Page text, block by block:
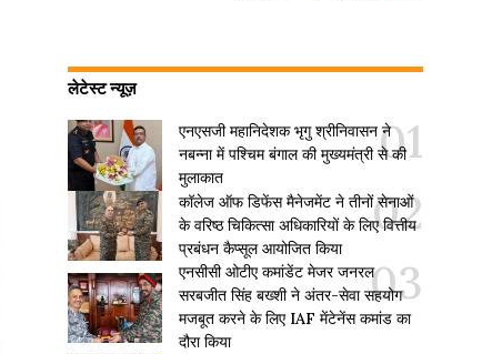
लेटेस्ट न्यूज़
एनएसजी महानिदेशक भृगु श्रीनिवासन ने
नबन्ना में पश्चिम बंगाल की मुख्यमंत्री से की
मुलाकात
कॉलेज ऑफ डिफेंस मैनेजमेंट ने तीनों सेनाओं
के वरिष्ठ चिकित्सा अधिकारियों के लिए वित्तीय
प्रबंधन कैप्सूल आयोजित किया
एनसीसी ओटीए कमांडेंट मेजर जनरल
सरबजीत सिंह बख्शी ने अंतर-सेवा सहयोग
मजबूत करने के लिए IAF मेंटेनेंस कमांड का
दौरा किया